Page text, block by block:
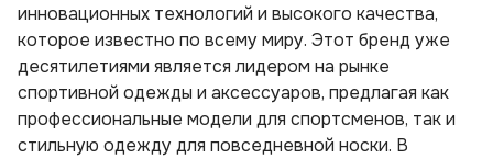
инновационных технологий и высокого качества,
которое известно по всему миру. Этот бренд уже
десятилетиями является лидером на рынке
спортивной одежды и аксессуаров, предлагая как
профессиональные модели для спортсменов, так и
стильную одежду для повседневной носки. В